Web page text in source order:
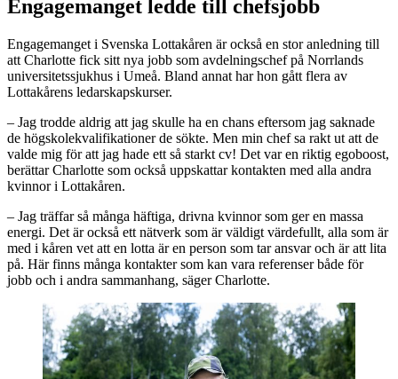
Engagemanget ledde till chefsjobb
Engagemanget i Svenska Lottakåren är också en stor anledning till
att Charlotte fick sitt nya jobb som avdelningschef på Norrlands
universitetssjukhus i Umeå. Bland annat har hon gått flera av
Lottakårens ledarskapskurser.
– Jag trodde aldrig att jag skulle ha en chans eftersom jag saknade
de högskolekvalifikationer de sökte. Men min chef sa rakt ut att de
valde mig för att jag hade ett så starkt cv! Det var en riktig egoboost,
berättar Charlotte som också uppskattar kontakten med alla andra
kvinnor i Lottakåren.
– Jag träffar så många häftiga, drivna kvinnor som ger en massa
energi. Det är också ett nätverk som är väldigt värdefullt, alla som är
med i kåren vet att en lotta är en person som tar ansvar och är att lita
på. Här finns många kontakter som kan vara referenser både för
jobb och i andra sammanhang, säger Charlotte.